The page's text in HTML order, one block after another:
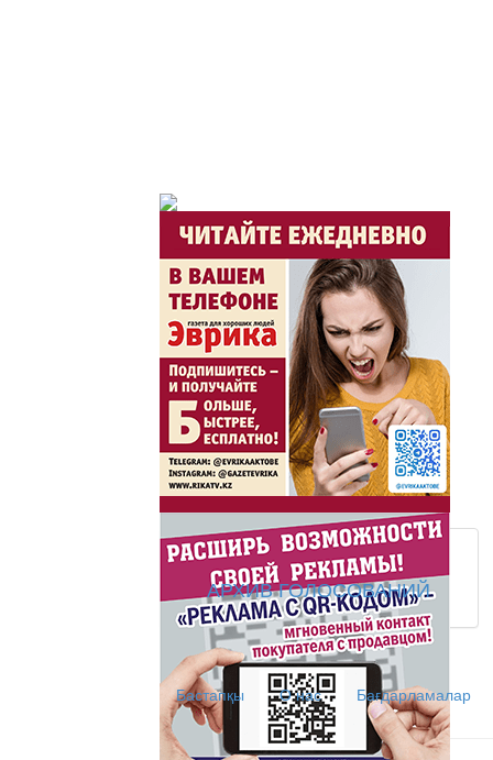
важная для зрителей ...
Скажем НЕТ
Жаңа әліпбиді бірге
Жаңа әліпбиді бірге
Латын әліпбиі -
Ты прекрасна! С
АНТИХАЙП
Хайп – это шумиха,
телезрителями и
Деловые новости
АРХИВ ГОЛОСОВАНИЙ
Бастапқы О нас Бағдарламалар